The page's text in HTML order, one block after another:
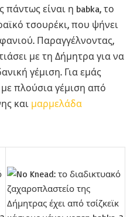
πάντως είναι η babka, το
τσουρέκι, που ψήνει
Παραγγέλνοντας,
με τη Δήμητρα για να
γέμιση. Για εμάς
με πλούσια γέμιση από
και μαρμελάδα